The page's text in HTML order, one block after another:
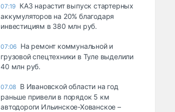
07:19 КАЗ нарастит выпуск стартерных
аккумуляторов на 20% благодаря
инвестициям в 380 млн руб.
07:06 На ремонт коммунальной и
грузовой спецтехники в Туле выделили
40 млн руб.
07.08 В Ивановской области на год
раньше привели в порядок 5 км
автодороги Ильинское-Хованское –